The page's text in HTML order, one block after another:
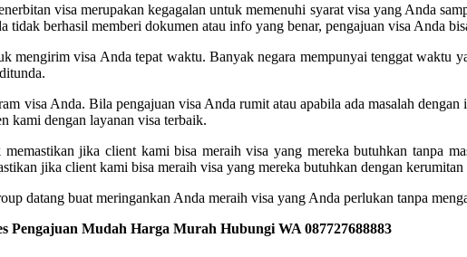
visa merupakan kegagalan untuk memenuhi syarat visa yang Anda
berhasil memberi dokumen atau info yang benar, pengajuan visa Anda
mengirim visa Anda tepat waktu. Banyak negara mempunyai tenggat waktu
visa Anda. Bila pengajuan visa Anda rumit atau apabila ada masalah
kami dengan layanan visa terbaik.
jika client kami bisa meraih visa yang mereka butuhkan tanpa
jika client kami bisa meraih visa yang mereka butuhkan dengan
datang buat meringankan Anda meraih visa yang Anda perlukan tanpa
Pengajuan Mudah Harga Murah Hubungi WA 087727688883